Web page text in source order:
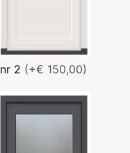
nr 2 (+€ 150,00)